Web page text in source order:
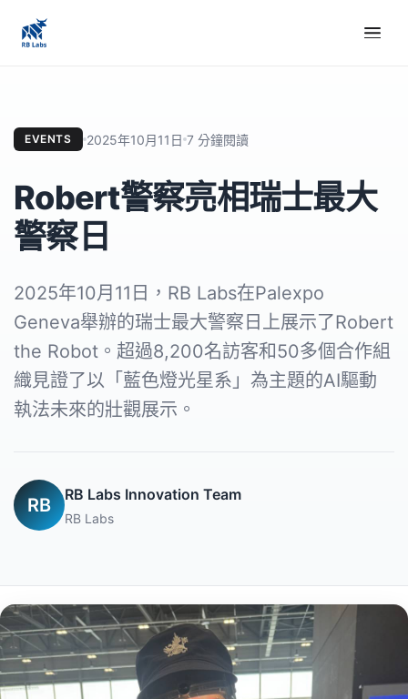
EVENTS 2025年10月11日 7 分鐘閱讀
Robert警察亮相瑞士最大
警察日
2025年10月11日，RB Labs在Palexpo
Geneva舉辦的瑞士最大警察日上展示了Robert
the Robot。超過8,200名訪客和50多個合作組
織見證了以「藍色燈光星系」為主題的AI驅動
執法未來的壯觀展示。
RB
RB Labs Innovation Team
RB Labs